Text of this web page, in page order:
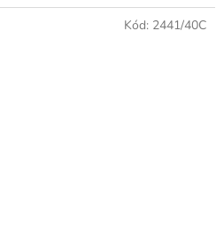
Kód: 2441/40C